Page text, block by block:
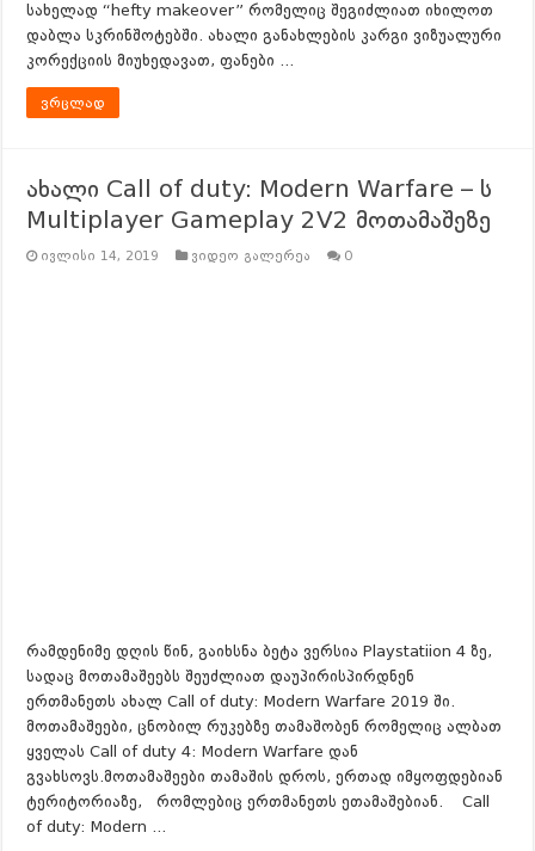
სახელად “hefty makeover” რომელიც შეგიძლიათ იხილოთ
დაბლა სკრინშოტებში. ახალი განახლების კარგი ვიზუალური
კორექციის მიუხედავათ, ფანები …
ვრცლად
ახალი Call of duty: Modern Warfare – ს
Multiplayer Gameplay 2V2 მოთამაშეზე
ივლისი 14, 2019 ვიდეო გალერეა 0
რამდენიმე დღის წინ, გაიხსნა ბეტა ვერსია Playstatiion 4 ზე,
სადაც მოთამაშეებს შეუძლიათ დაუპირისპირდნენ
ერთმანეთს ახალ Call of duty: Modern Warfare 2019 ში.
მოთამაშეები, ცნობილ რუკებზე თამაშობენ რომელიც ალბათ
ყველას Call of duty 4: Modern Warfare დან
გვახსოვს.მოთამაშეები თამაშის დროს, ერთად იმყოფდებიან
ტერიტორიაზე, რომლებიც ერთმანეთს ეთამაშებიან. Call
of duty: Modern …